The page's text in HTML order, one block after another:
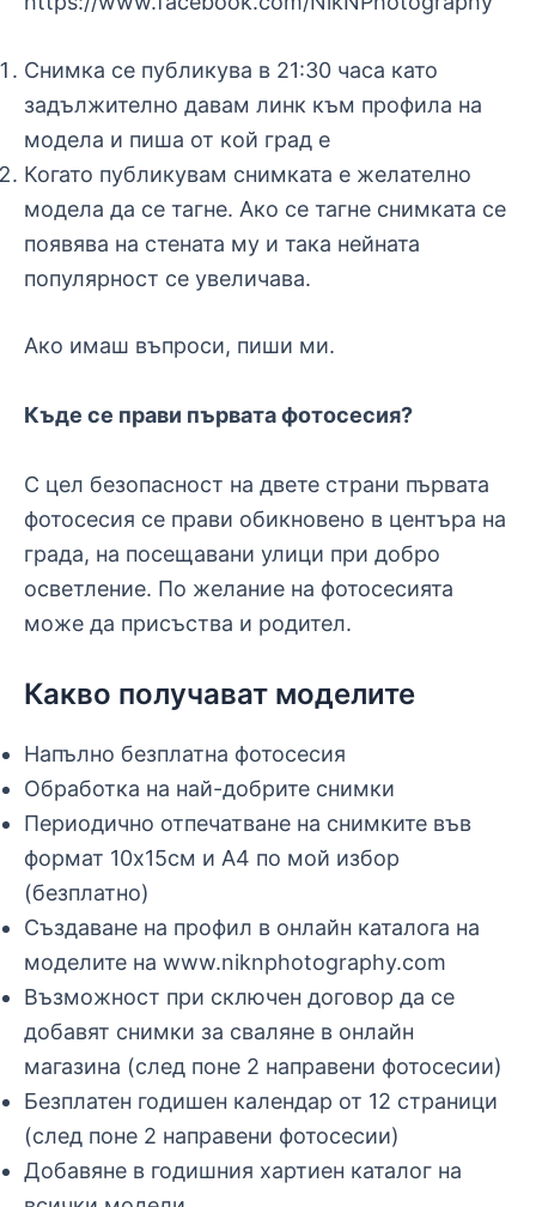
Снимка се публикува в 21:30 часа като
задължително давам линк към профила на
модела и пиша от кой град е
Когато публикувам снимката е желателно
модела да се тагне. Ако се тагне снимката се
появява на стената му и така нейната
популярност се увеличава.
Ако имаш въпроси, пиши ми.
Къде се прави първата фотосесия?
С цел безопасност на двете страни първата
фотосесия се прави обикновено в центъра на
града, на посещавани улици при добро
осветление. По желание на фотосесията
може да присъства и родител.
Какво получават моделите
Напълно безплатна фотосесия
Обработка на най-добрите снимки
Периодично отпечатване на снимките във
формат 10х15см и А4 по мой избор
(безплатно)
Създаване на профил в онлайн каталога на
моделите на www.niknphotography.com
Възможност при сключен договор да се
добавят снимки за сваляне в онлайн
магазина (след поне 2 направени фотосесии)
Безплатен годишен календар от 12 страници
(след поне 2 направени фотосесии)
Добавяне в годишния хартиен каталог на